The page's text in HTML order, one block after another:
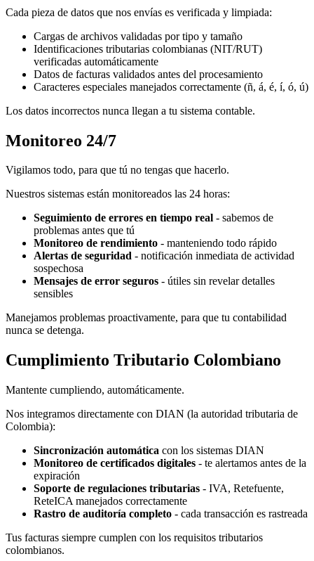
Cada pieza de datos que nos envías es verificada y limpiada:
Cargas de archivos validadas por tipo y tamaño
Identificaciones tributarias colombianas (NIT/RUT)
verificadas automáticamente
Datos de facturas validados antes del procesamiento
Caracteres especiales manejados correctamente (ñ, á, é, í, ó, ú)
Los datos incorrectos nunca llegan a tu sistema contable.
Monitoreo 24/7
Vigilamos todo, para que tú no tengas que hacerlo.
Nuestros sistemas están monitoreados las 24 horas:
Seguimiento de errores en tiempo real - sabemos de
problemas antes que tú
Monitoreo de rendimiento - manteniendo todo rápido
Alertas de seguridad - notificación inmediata de actividad
sospechosa
Mensajes de error seguros - útiles sin revelar detalles
sensibles
Manejamos problemas proactivamente, para que tu contabilidad
nunca se detenga.
Cumplimiento Tributario Colombiano
Mantente cumpliendo, automáticamente.
Nos integramos directamente con DIAN (la autoridad tributaria de
Colombia):
Sincronización automática con los sistemas DIAN
Monitoreo de certificados digitales - te alertamos antes de la
expiración
Soporte de regulaciones tributarias - IVA, Retefuente,
ReteICA manejados correctamente
Rastro de auditoría completo - cada transacción es rastreada
Tus facturas siempre cumplen con los requisitos tributarios
colombianos.